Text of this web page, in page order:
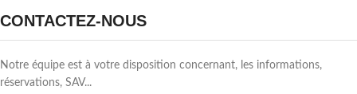
CONTACTEZ-NOUS
Notre équipe est à votre disposition concernant, les informations,
réservations, SAV...